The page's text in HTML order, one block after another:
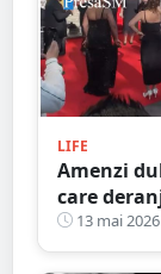
LIFE
Amenzi
care
party-uri
13 mai 2026